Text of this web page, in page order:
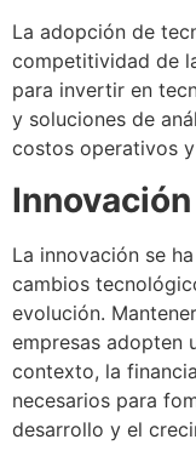
La adopción de
competitividad de
para invertir en
y soluciones de
costos operativos
La innovación se
cambios
evolución.
empresas adopten
contexto, la
necesarios para
desarrollo y el